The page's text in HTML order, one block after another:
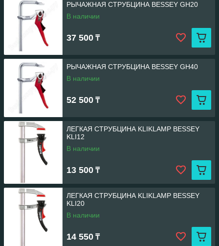
РЫЧАЖНАЯ СТРУБЦИНА BESSEY GH20
В наличии
37 500 ₸
РЫЧАЖНАЯ СТРУБЦИНА BESSEY GH40
В наличии
52 500 ₸
ЛЕГКАЯ СТРУБЦИНА KLIKLAMP BESSEY
KLI12
В наличии
13 500 ₸
ЛЕГКАЯ СТРУБЦИНА KLIKLAMP BESSEY
KLI20
В наличии
14 550 ₸